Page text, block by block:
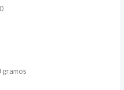
gramos